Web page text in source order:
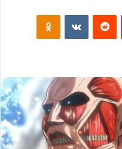
بينتيريست